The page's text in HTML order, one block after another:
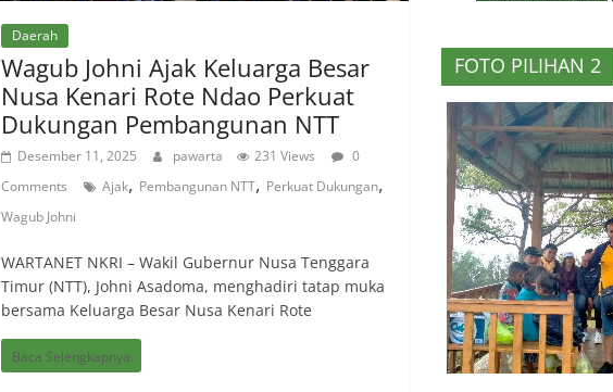
Daerah
Wagub Johni Ajak Keluarga Besar
Nusa Kenari Rote Ndao Perkuat
Dukungan Pembangunan NTT
Desember 11, 2025 pawarta 231 Views
0
Comments
Ajak, Pembangunan NTT, Perkuat Dukungan,
Wagub Johni
WARTANET NKRI – Wakil Gubernur Nusa Tenggara
Timur (NTT), Johni Asadoma, menghadiri tatap muka
bersama Keluarga Besar Nusa Kenari Rote
Baca Selengkapnya
FOTO PILIHAN 2